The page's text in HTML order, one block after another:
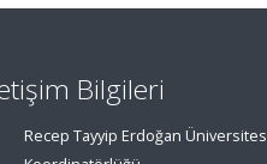
Bilgileri
Recep Tayyip Erdoğan